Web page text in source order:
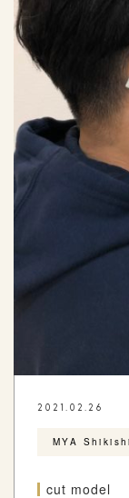
2021.02.26
MYA
cut model